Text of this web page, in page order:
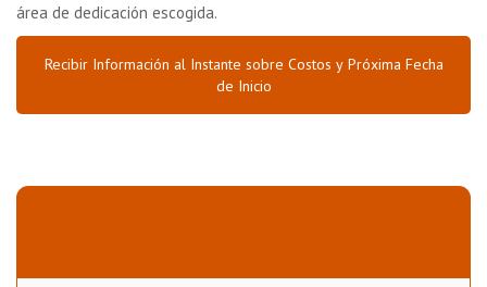
área de dedicación escogida.
Recibir Información al Instante sobre Costos y Próxima Fecha
de Inicio